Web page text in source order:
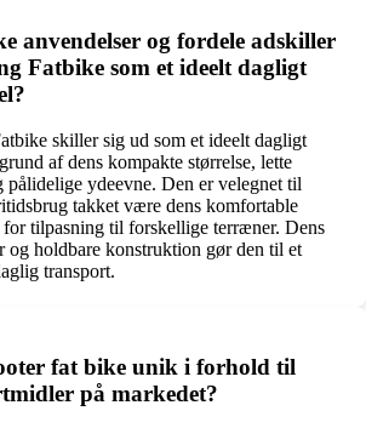
anvendelser og fordele adskiller
Fatbike som et ideelt dagligt
skiller sig ud som et ideelt dagligt
af dens kompakte størrelse, lette
pålidelige ydeevne. Den er velegnet til
takket være dens komfortable
tilpasning til forskellige terræner. Dens
og holdbare konstruktion gør den til et
transport.
fat bike unik i forhold til
på markedet?